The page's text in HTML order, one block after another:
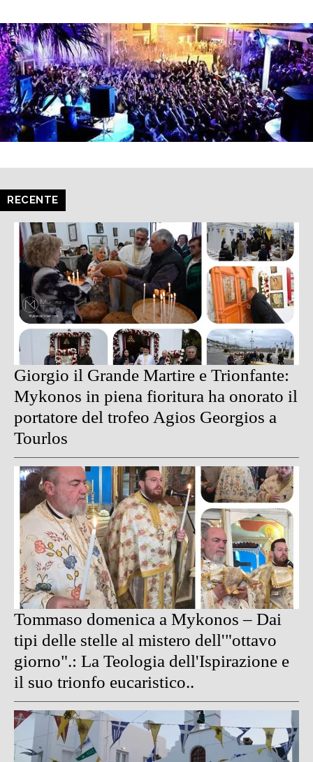
RECENTE
Giorgio il Grande Martire e Trionfante:
Mykonos in piena fioritura ha onorato il
portatore del trofeo Agios Georgios a
Tourlos
Tommaso domenica a Mykonos – Dai
tipi delle stelle al mistero dell'"ottavo
giorno".: La Teologia dell'Ispirazione e
il suo trionfo eucaristico..